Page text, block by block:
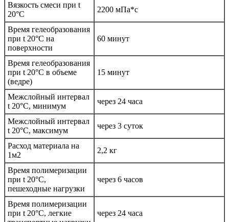
Вязкость смеси при t
20°С
2200 мПа*с
Время гелеобразования
при t 20°C на
поверхности
60 минут
Время гелеобразования
при t 20°C в объеме
(ведре)
15 минут
Межслойный интервал
t 20°С, минимум
через 24 часа
Межслойный интервал
t 20°С, максимум
через 3 суток
Расход материала на
1м2
2,2 кг
Время полимеризации
при t 20°C,
пешеходные нагрузки
через 6 часов
Время полимеризации
при t 20°C, легкие
через 24 часа